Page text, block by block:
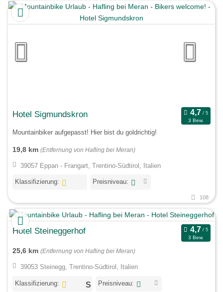
Hotel Sigmundskron
3 Bew.
Mountainbiker aufgepasst! Hier bist du goldrichtig!
19,8 km (Entfernung von Hafling bei Meran)
39057 Eppan - Frangart, Trentino-Südtirol, Italien
Klassifizierung: Preisniveau:
108
Hotel Steineggerhof
3 Bew.
25,6 km (Entfernung von Hafling bei Meran)
39053 Steinegg, Trentino-Südtirol, Italien
Klassifizierung: Preisniveau: